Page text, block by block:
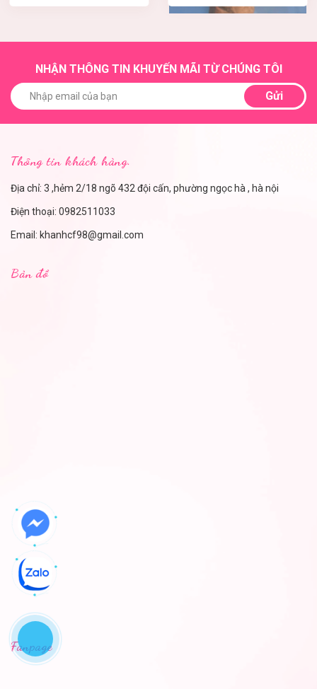
NHẬN THÔNG TIN KHUYẾN MÃI TỪ CHÚNG TÔI
Gửi
Thông tin khách hàng.
Địa chỉ: 3 ,hẻm 2/18 ngõ 432 đội cấn, phường ngọc hà , hà nội
Điện thoại: 0982511033
Email: khanhcf98@gmail.com
Bản đồ
Fanpage